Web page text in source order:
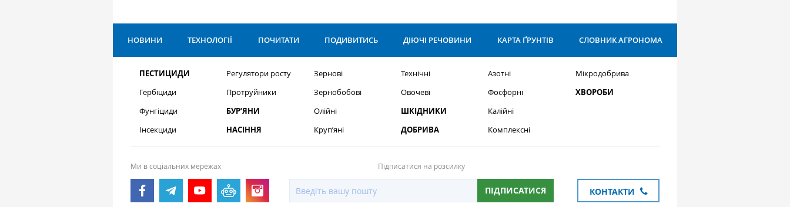
НОВИНИ ТЕХНОЛОГІЇ ПОЧИТАТИ ПОДИВИТИСЬ ДІЮЧІ РЕЧОВИНИ КАРТА ҐРУНТІВ СЛОВНИК АГРОНОМА
ПЕСТИЦИДИ
Гербіциди
Фунгіциди
Інсекциди
Регулятори росту
Протруйники
БУР’ЯНИ
НАСІННЯ
Зернові
Зернобобові
Олійні
Круп’яні
Технічні
Овочеві
ШКІДНИКИ
ДОБРИВА
Азотні
Фосфорні
Калійні
Комплексні
Мікродобрива
ХВОРОБИ
Ми в соціальних мережах Підписатися на розсилку
ПІДПИСАТИСЯ КОНТАКТИ